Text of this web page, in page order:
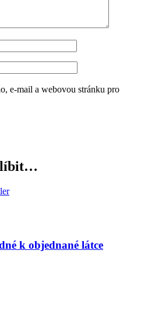
e-mail a webovou stránku pro
líbit…
k objednané látce